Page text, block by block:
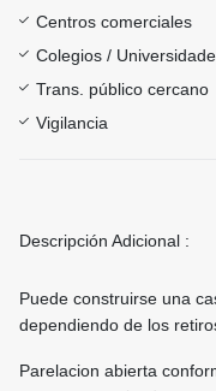
Centros comerciales
Colegios /
Trans. público cercano
Vigilancia
Descripción Adicional :
Puede construirse una
dependiendo de los
Parelacion abierta